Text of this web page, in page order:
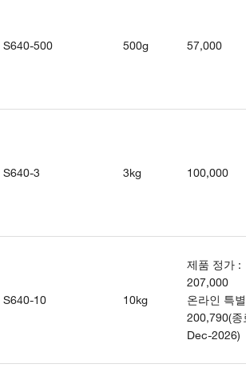
S640-500 500g 57,000
S640-3 3kg 100,000
S640-10 10kg
제품 정가 :
207,000
온라인 특
200,790(종
Dec-2026)